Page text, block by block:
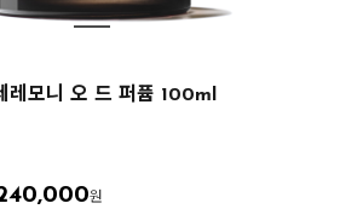
레모니 오 드 퍼퓸 100ml
원